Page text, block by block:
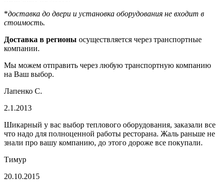
*доставка до двери и установка оборудования не входит в
стоимость.
Доставка в регионы осуществляется через транспортные
компании.
Мы можем отправить через любую транспортную компанию
на Ваш выбор.
Лапенко С.
2.1.2013
Шикарный у вас выбор теплового оборудования, заказали все
что надо для полноценной работы ресторана. Жаль раньше не
знали про вашу компанию, до этого дороже все покупали.
Тимур
20.10.2015